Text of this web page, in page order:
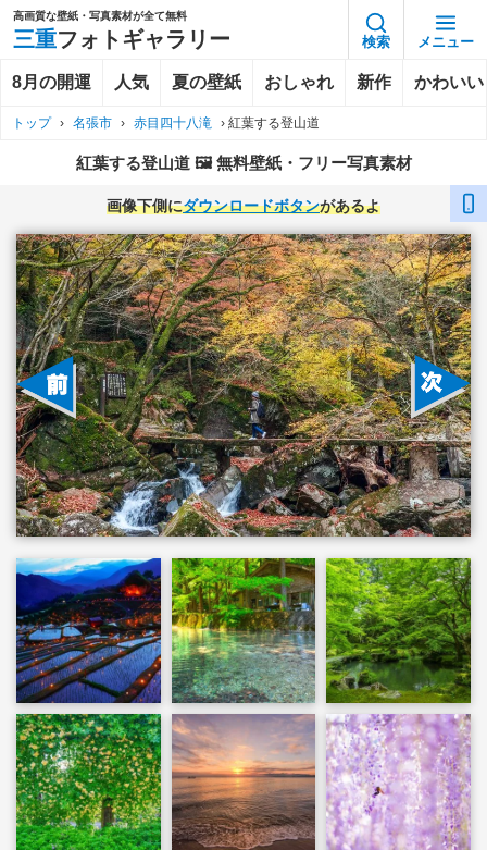
高画質な壁紙・写真素材が全て無料
三重フォトギャラリー 検索 メニュー
8月の開運 人気 夏の壁紙 おしゃれ 新作 かわいい
トップ › 名張市 › 赤目四十八滝 › 紅葉する登山道
紅葉する登山道 🖼️ 無料壁紙・フリー写真素材
画像下側にダウンロードボタンがあるよ